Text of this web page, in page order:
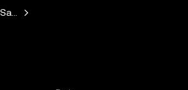
Roel Santos, Arrington Capital,